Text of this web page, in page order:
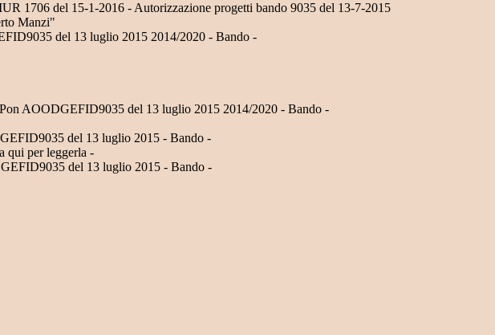
1706 del 15-1-2016 - Autorizzazione progetti bando 9035 del 13-7-2015
Manzi"
del 13 luglio 2015 2014/2020 - Bando -
AOODGEFID9035 del 13 luglio 2015 2014/2020 - Bando -
del 13 luglio 2015 - Bando -
qui per leggerla -
del 13 luglio 2015 - Bando -